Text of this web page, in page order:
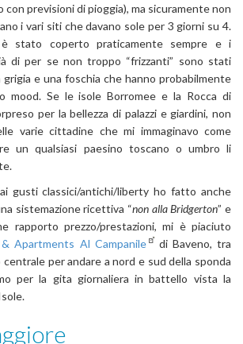
con previsioni di pioggia), ma sicuramente non
i vari siti che davano sole per 3 giorni su 4.
stato coperto praticamente sempre e i
di per se non troppo “frizzanti” sono stati
grigia e una foschia che hanno probabilmente
mood. Se le isole Borromee e la Rocca di
per la bellezza di palazzi e giardini, non
varie cittadine che mi immaginavo come
un qualsiasi paesino toscano o umbro li
gusti classici/antichi/liberty ho fatto anche
sistemazione ricettiva “non alla Bridgerton” e
rapporto prezzo/prestazioni, mi è piaciuto
Apartments Al Campanile di Baveno, tra
centrale per andare a nord e sud della sponda
per la gita giornaliera in battello vista la